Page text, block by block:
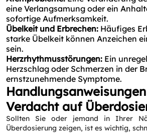
eine Verlangsamung oder ein
sofortige Aufmerksamkeit.
Übelkeit und Erbrechen: Häufiges
starke Übelkeit können Anzeichen
sein.
Herzrhythmusstörungen: Ein
Herzschlag oder Schmerzen in der
ernstzunehmende Symptome.
Verdacht auf
Sollten Sie oder jemand in Ihrer
Überdosierung zeigen, ist es wichtig,